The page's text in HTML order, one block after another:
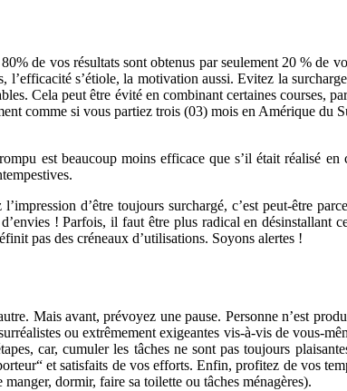
de vos résultats sont obtenus par seulement 20 % de
s’étiole, la motivation aussi. Evitez la
Cela peut être évité en combinant certaines courses,
comme si vous partiez trois (03) mois en Amérique du
est beaucoup moins efficace que s’il était réalisé
d’être toujours surchargé, c’est peut-être
! Parfois, il faut être plus radical en désinstallant
pas des créneaux d’utilisations. Soyons alertes !
Mais avant, prévoyez une pause. Personne n’est
ou extrêmement exigeantes vis-à-vis de vous-
car, cumuler les tâches ne sont pas toujours
et satisfaits de vos efforts. Enfin, profitez de vos
dormir, faire sa toilette ou tâches ménagères).